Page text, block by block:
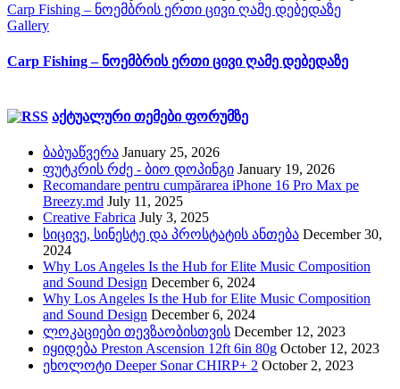
Carp Fishing – ნოემბრის ერთი ცივი ღამე დებედაზე
Gallery
Carp Fishing – ნოემბრის ერთი ცივი ღამე დებედაზე
აქტუალური თემები ფორუმზე
ბაბუაწვერა January 25, 2026
ფუტკრის რძე - ბიო დოპინგი January 19, 2026
Recomandare pentru cumpărarea iPhone 16 Pro Max pe
Breezy.md July 11, 2025
Creative Fabrica July 3, 2025
სიცივე, სინესტე და პროსტატის ანთება December 30,
2024
Why Los Angeles Is the Hub for Elite Music Composition
and Sound Design December 6, 2024
Why Los Angeles Is the Hub for Elite Music Composition
and Sound Design December 6, 2024
ლოკაციები თევზაობისთვის December 12, 2023
იყიდება Preston Ascension 12ft 6in 80g October 12, 2023
ეხოლოტი Deeper Sonar CHIRP+ 2 October 2, 2023